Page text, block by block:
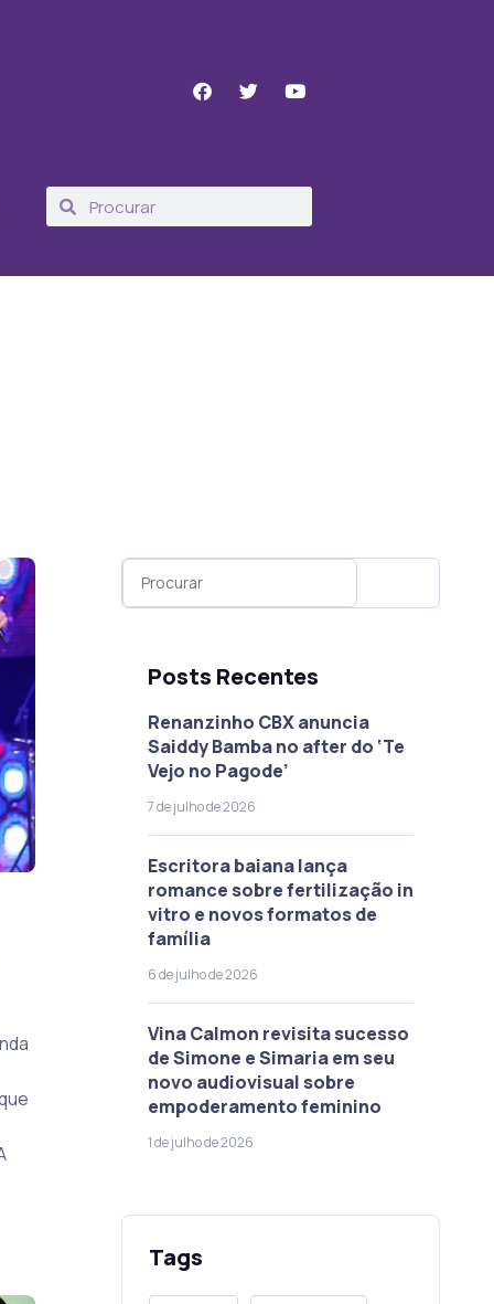
Posts Recentes
Renanzinho CBX anuncia
Saiddy Bamba no after do ‘Te
Vejo no Pagode’
7 de julho de 2026
Escritora baiana lança
romance sobre fertilização in
vitro e novos formatos de
família
6 de julho de 2026
Vina Calmon revisita sucesso
de Simone e Simaria em seu
novo audiovisual sobre
empoderamento feminino
1 de julho de 2026
Tags